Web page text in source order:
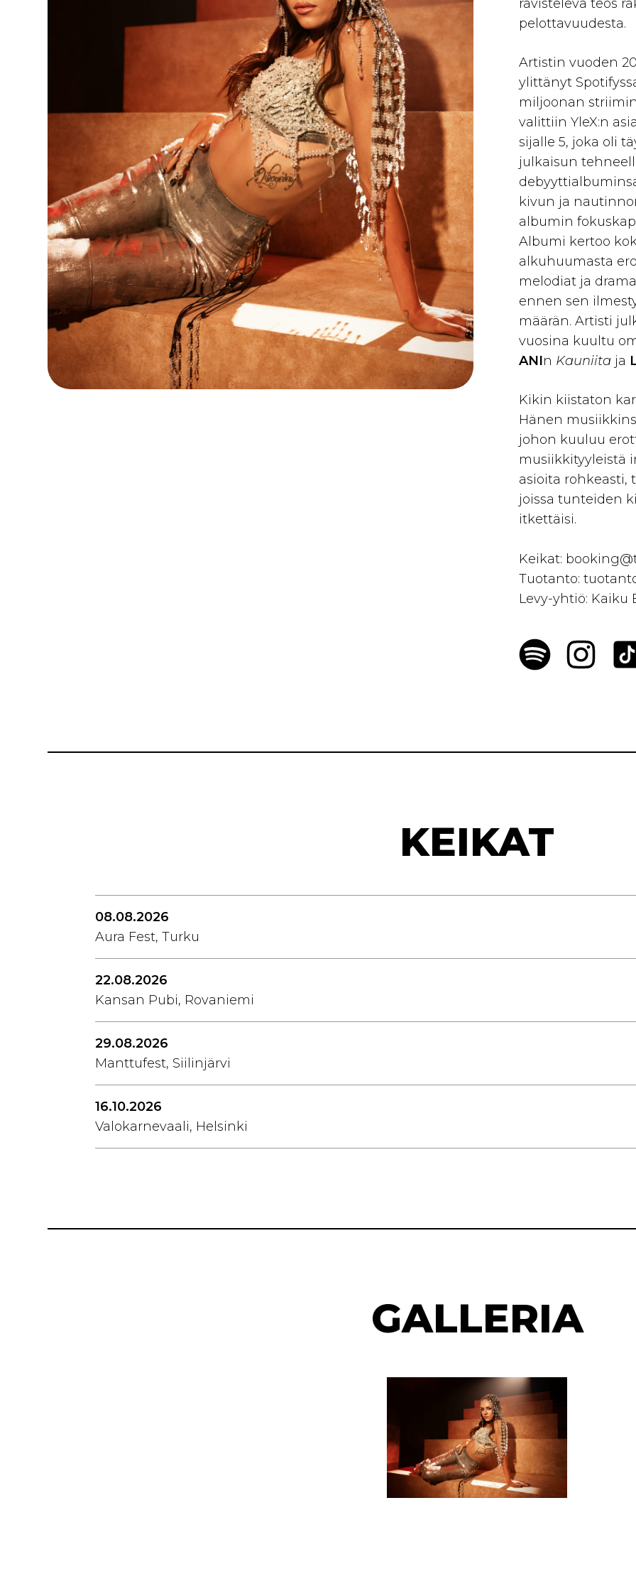
ravisteleva teos
pelottavuudesta.
Artistin vuoden
ylittänyt
miljoonan
valittiin YleX:n
sijalle 5, joka oli
julkaisun
kivun ja
albumin
Albumi kertoo
alkuhuumasta
melodiat ja
ennen sen
määrän. Artisti
vuosina kuultu
ANIn Kauniita ja
Kikin kiistaton
Hänen
johon kuuluu
musiikkityyleistä
asioita rohkeasti,
joissa tunteiden
itkettäisi.
Keikat:
Tuotanto:
Levy-yhtiö:
KEIKAT
08.08.2026
Aura Fest, Turku
22.08.2026
Kansan Pubi, Rovaniemi
29.08.2026
Manttufest, Siilinjärvi
16.10.2026
Valokarnevaali, Helsinki
GALLERIA